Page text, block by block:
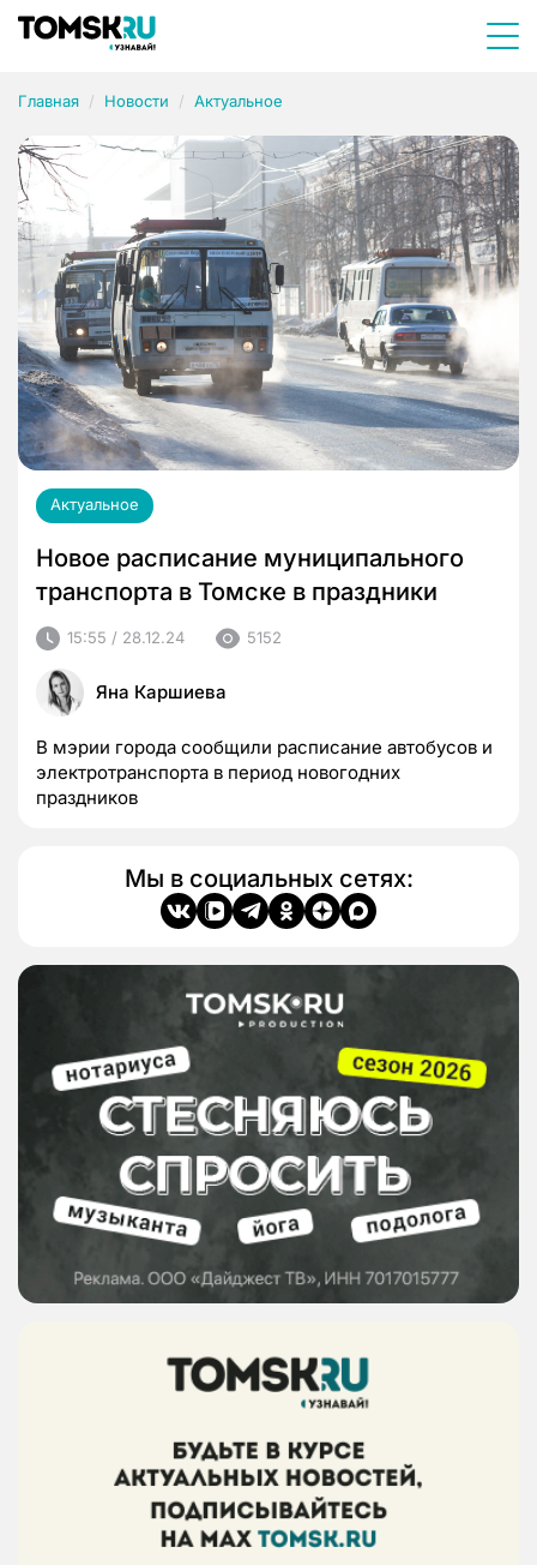
Главная Новости Актуальное
Актуальное
Новое расписание муниципального
транспорта в Томске в праздники
15:55 / 28.12.24 5152
Яна Каршиева
В мэрии города сообщили расписание автобусов и
электротранспорта в период новогодних
праздников
Мы в социальных сетях: